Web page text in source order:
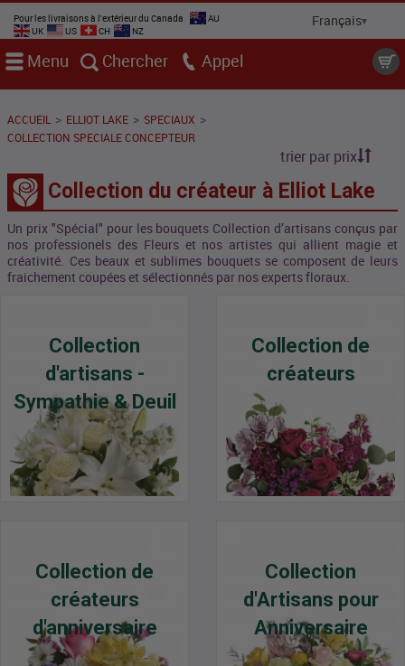
Pour les livraisons à l'extérieur du Canada
AU
UK
US CH NZ
Menu Chercher Appel
ACCUEIL > ELLIOT LAKE > SPECIAUX >
COLLECTION SPECIALE CONCEPTEUR
trier par prix
Collection du créateur à Elliot Lake
Un prix "Spécial" pour les bouquets Collection d’artisans conçus par
nos professionels des Fleurs et nos artistes qui allient magie et
créativité. Ces beaux et sublimes bouquets se composent de leurs
fraichement coupées et sélectionnés par nos experts floraux.
Collection
d'artisans -
Sympathie & Deuil
Collection de
créateurs
Collection de
créateurs
d'anniversaire
Collection
d'Artisans pour
Anniversaire